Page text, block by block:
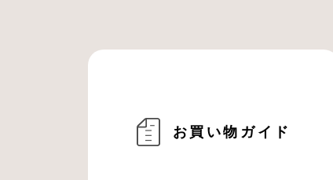
お買い物ガイド